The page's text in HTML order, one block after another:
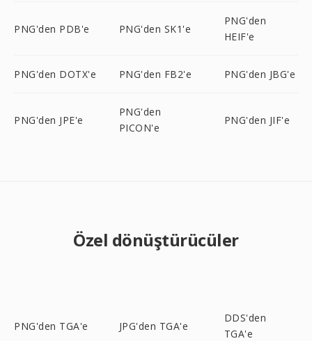
PNG'den PDB'e PNG'den SK1'e
PNG'den
HEIF'e
PNG'den DOTX'e PNG'den FB2'e PNG'den JBG'e
PNG'den JPE'e
PNG'den
PICON'e
PNG'den JIF'e
Özel dönüştürücüler
PNG'den TGA'e JPG'den TGA'e
DDS'den
TGA'e